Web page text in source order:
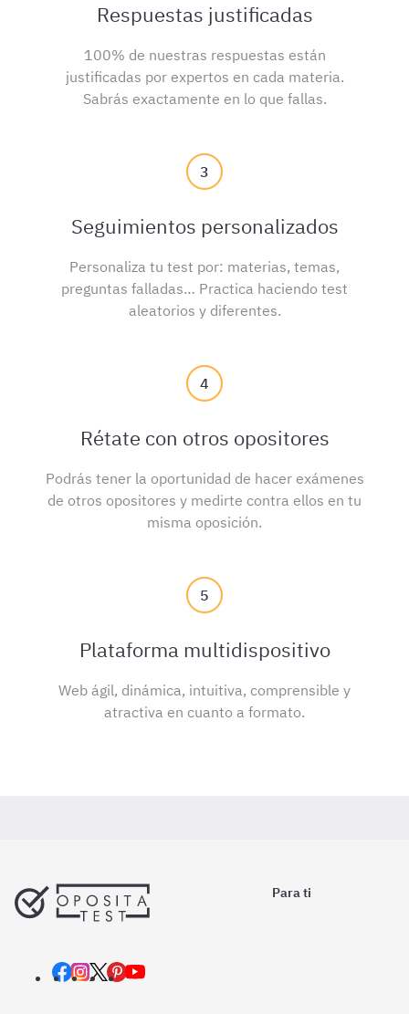
Respuestas justificadas
100% de nuestras respuestas están
justificadas por expertos en cada materia.
Sabrás exactamente en lo que fallas.
3
Seguimientos personalizados
Personaliza tu test por: materias, temas,
preguntas falladas… Practica haciendo test
aleatorios y diferentes.
4
Rétate con otros opositores
Podrás tener la oportunidad de hacer exámenes
de otros opositores y medirte contra ellos en tu
misma oposición.
5
Plataforma multidispositivo
Web ágil, dinámica, intuitiva, comprensible y
atractiva en cuanto a formato.
Para ti